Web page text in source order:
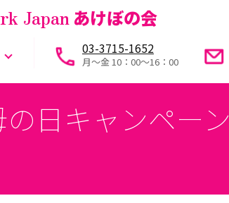
Japan あけぼの会
03-3715-1652
月～金 10：00〜16：00
の日キャンペーン